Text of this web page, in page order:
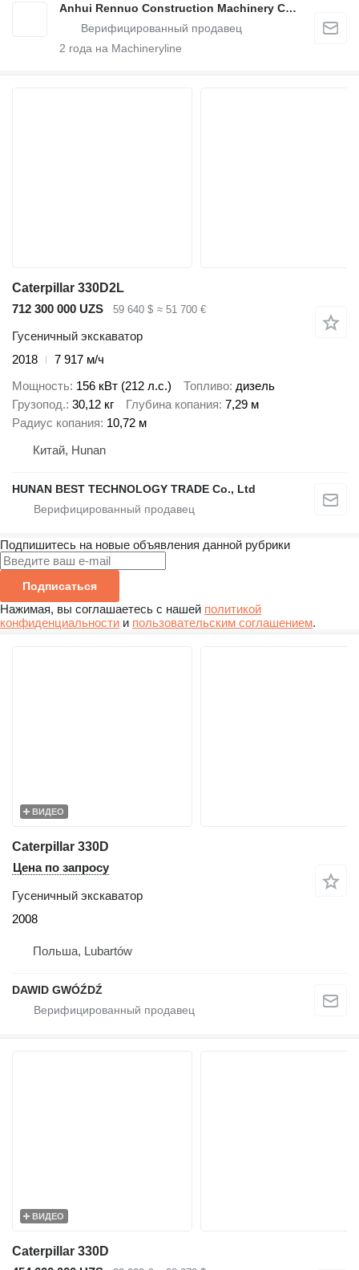
Anhui Rennuo Construction Machinery Co., Ltd
2 года на Machineryline
Caterpillar 330D2L
712 300 000 UZS
59 640 $ ≈ 51 700 €
Гусеничный экскаватор
2018
7 917 м/ч
Мощность 156 кВт (212 л.с.) Топливо дизель
Грузопод. 30,12 кг Глубина копания 7,29 м
Радиус копания 10,72 м
Китай, Hunan
HUNAN BEST TECHNOLOGY TRADE Co., Ltd
Подпишитесь на новые объявления данной рубрики
Подписаться
Нажимая, вы соглашаетесь с нашей политикой
конфиденциальности и пользовательским соглашением.
ВИДЕО
Caterpillar 330D
Цена по запросу
Гусеничный экскаватор
2008
Польша, Lubartów
DAWID GWÓŹDŹ
ВИДЕО
Caterpillar 330D